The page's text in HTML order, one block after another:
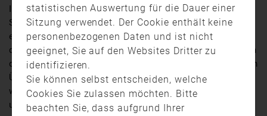
Im Altmannsteiner Ortsteil Breitenhill ist am
Samstagnachmittag eine Scheune abgebrannt. Durch
einen Zeugen wurde gegen 15:40 Uhr Rauch im Bereich
des Dachstuhls gemeldet. Die Feuerwehrkräfte konnten
das Feuer schnell unter Kontrolle bringen und somit ein
Übergreifen auf die Nachbarhäuser verhindern. Verletzt
wurde niemand. Die Brandursache ist bis bislang noch
unklar.
statistischen Auswertung für die Dauer einer
Sitzung verwendet. Der Cookie enthält keine
personenbezogenen Daten und ist nicht
geeignet, Sie auf den Websites Dritter zu
identifizieren.
Sie können selbst entscheiden, welche
Cookies Sie zulassen möchten. Bitte
beachten Sie, dass aufgrund Ihrer